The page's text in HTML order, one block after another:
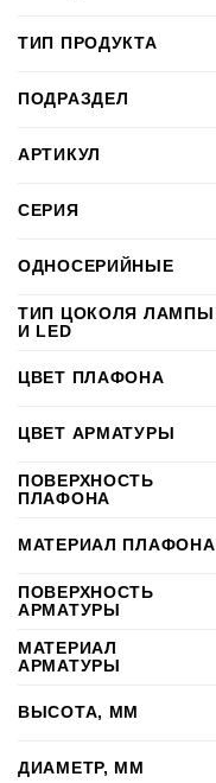
ТИП ПРОДУКТА
ПОДРАЗДЕЛ
АРТИКУЛ
СЕРИЯ
ОДНОСЕРИЙНЫЕ
ТИП ЦОКОЛЯ ЛАМПЫ
И LED
ЦВЕТ ПЛАФОНА
ЦВЕТ АРМАТУРЫ
ПОВЕРХНОСТЬ
ПЛАФОНА
МАТЕРИАЛ ПЛАФОНА
ПОВЕРХНОСТЬ
АРМАТУРЫ
МАТЕРИАЛ
АРМАТУРЫ
ВЫСОТА, ММ
ДИАМЕТР, ММ